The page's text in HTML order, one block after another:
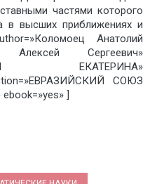
частями которого
в высших приближениях и
Анатолий
Сергеевич»
ЕКАТЕРИНА»
СОЮЗ
]